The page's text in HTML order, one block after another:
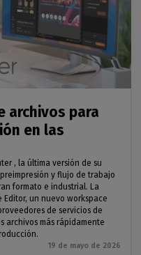
archivos para
en las
, la última versión de su
y flujo de trabajo
formato e industrial. La
un nuevo workspace
de servicios de
archivos más rápidamente
19 de mayo de 2026